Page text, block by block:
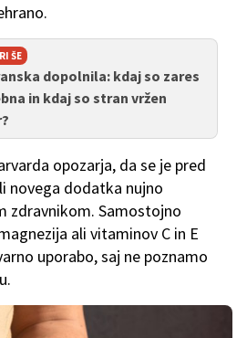
ŠE
dopolnila: kdaj so zares
in kdaj so stran vržen
opozarja, da se je pred
novega dodatka nujno
zdravnikom. Samostojno
ali vitaminov C in E
uporabo, saj ne poznamo